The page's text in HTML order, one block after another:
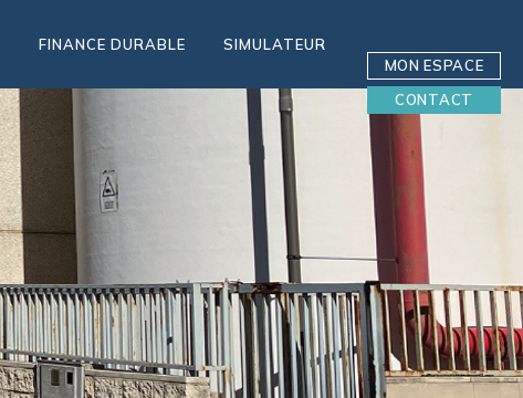
MON ESPACE
CONTACT
FINANCE DURABLE SIMULATEUR